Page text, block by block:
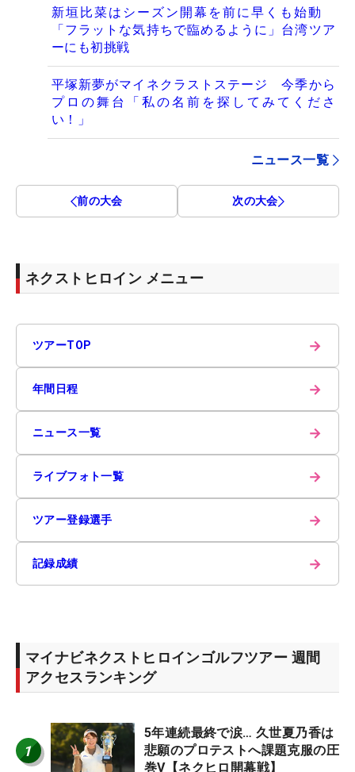
新垣比菜はシーズン開幕を前に早くも始動
「フラットな気持ちで臨めるように」台湾ツア
ーにも初挑戦
平塚新夢がマイネクラストステージ 今季から
プロの舞台「私の名前を探してみてくださ
い！」
ニュース一覧
前の大会 次の大会
ネクストヒロイン メニュー
ツアーTOP →
年間日程 →
ニュース一覧 →
ライブフォト一覧 →
ツアー登録選手 →
記録成績 →
マイナビネクストヒロインゴルフツアー 週間
アクセスランキング
1
5年連続最終で涙… 久世夏乃香は
悲願のプロテストへ課題克服の圧
巻V【ネクヒロ開幕戦】